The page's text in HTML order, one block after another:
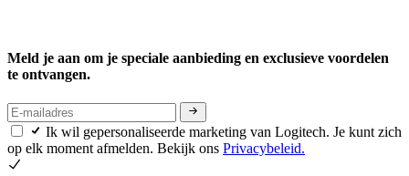
Meld je aan om je speciale aanbieding en exclusieve voordelen
te ontvangen.
Ik wil gepersonaliseerde marketing van Logitech. Je kunt zich
op elk moment afmelden. Bekijk ons Privacybeleid.